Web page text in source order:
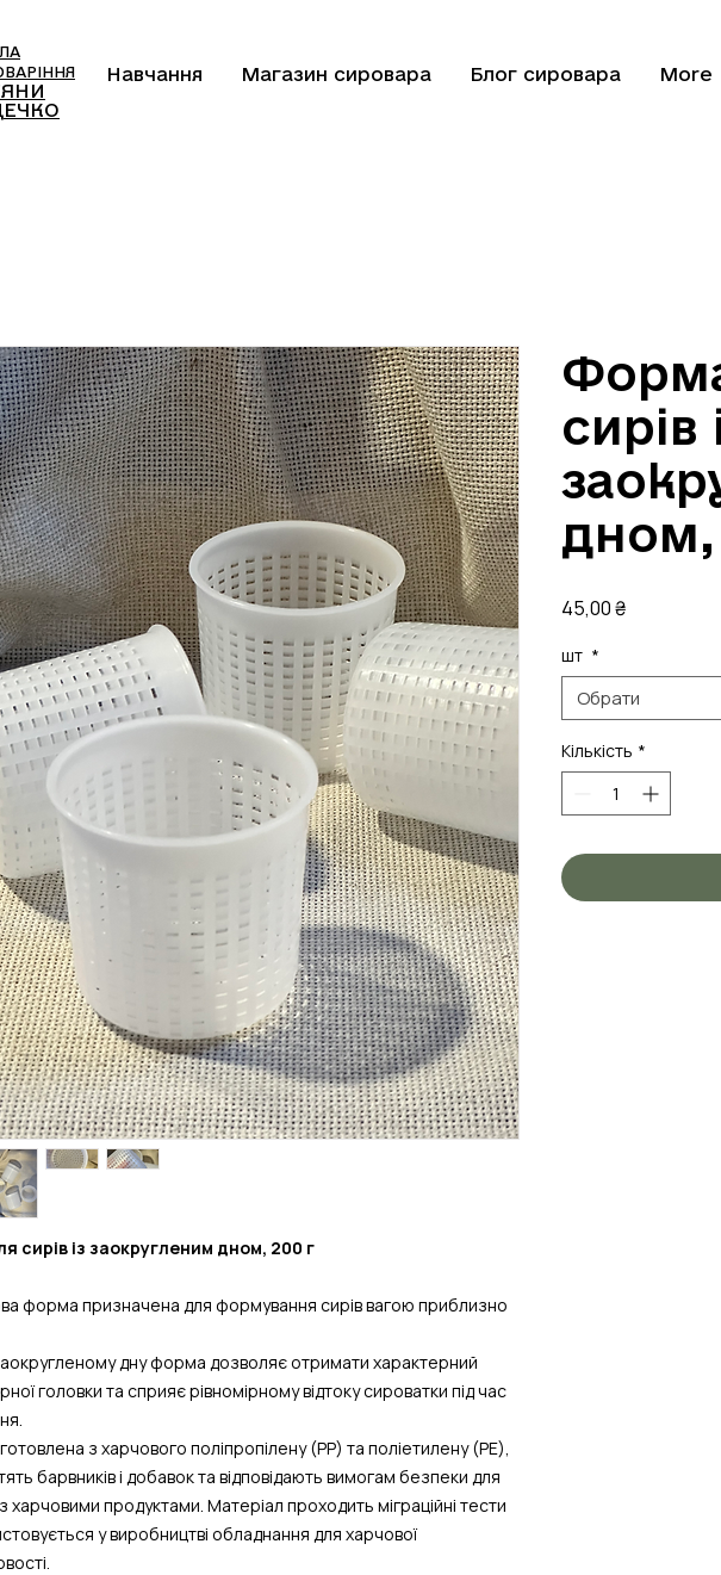
Навчання Магазин сировара Блог сировара More
сирів із заокругленим дном, 200 г
форма призначена для формування сирів вагою приблизно
дну форма дозволяє отримати характерний
головки та сприяє рівномірному відтоку сироватки під час
з харчового поліпропілену (PP) та поліетилену (PE),
барвників і добавок та відповідають вимогам безпеки для
харчовими продуктами. Матеріал проходить міграційні тести
у виробництві обладнання для харчової
сирів
дном,
45,00 ₴Ціна
шт *
Обрати
Кількість *